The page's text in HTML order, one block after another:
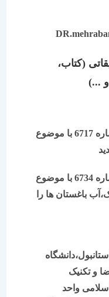
1-مصاحبه با روزنامه همشهری شماره 6717 با موضوع
2-مصاحبه با روزنامه همشهری شماره 6734 با موضوع
ها را
واحد